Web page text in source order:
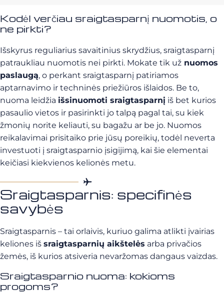
Kodėl verčiau sraigtasparnį nuomotis, o
ne pirkti?
Išskyrus reguliarius savaitinius skrydžius, sraigtasparnį
patraukliau nuomotis nei pirkti. Mokate tik už nuomos
paslaugą, o perkant sraigtasparnį patiriamos
aptarnavimo ir techninės priežiūros išlaidos. Be to,
nuoma leidžia išsinuomoti sraigtasparnį iš bet kurios
pasaulio vietos ir pasirinkti jo talpą pagal tai, su kiek
žmonių norite keliauti, su bagažu ar be jo. Nuomos
reikalavimai prisitaiko prie jūsų poreikių, todėl neverta
investuoti į sraigtasparnio įsigijimą, kai šie elementai
keičiasi kiekvienos kelionės metu.
Sraigtasparnis: specifinės
savybės
Sraigtasparnis – tai orlaivis, kuriuo galima atlikti įvairias
keliones iš sraigtasparnių aikštelės arba privačios
žemės, iš kurios atsiveria nevaržomas dangaus vaizdas.
Sraigtasparnio nuoma: kokioms
progoms?